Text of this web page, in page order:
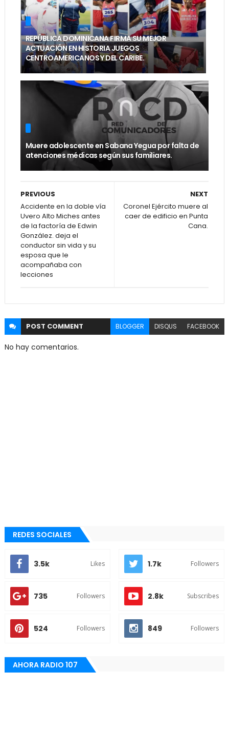
REPÚBLICA DOMINICANA FIRMA SU MEJOR
ACTUACIÓN EN HISTORIA JUEGOS
CENTROAMERICANOS Y DEL CARIBE.
Muere adolescente en Sabana Yegua por falta de
atenciones médicas según sus familiares.
NEXT
Coronel Ejército muere al
caer de edificio en Punta
Cana.
PREVIOUS
Accidente en la doble vía
Uvero Alto Miches antes
de la factoría de Edwin
González. deja el
conductor sin vida y su
esposa que le
acompañaba con
lecciones
POST COMMENT BLOGGER DISQUS FACEBOOK
No hay comentarios.
REDES SOCIALES
3.5k Likes 1.7k Followers
735 Followers 2.8k Subscribes
524 Followers 849 Followers
AHORA RADIO 107